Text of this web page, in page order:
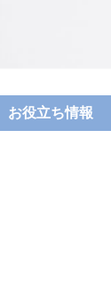
お役立ち情報